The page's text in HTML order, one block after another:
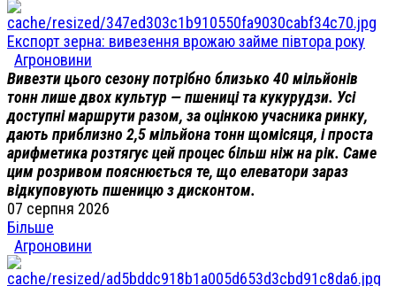
Експорт зерна: вивезення врожаю займе півтора року
Агроновини
Вивезти цього сезону потрібно близько 40 мільйонів
тонн лише двох культур — пшениці та кукурудзи. Усі
доступні маршрути разом, за оцінкою учасника ринку,
дають приблизно 2,5 мільйона тонн щомісяця, і проста
арифметика розтягує цей процес більш ніж на рік. Саме
цим розривом пояснюється те, що елеватори зараз
відкуповують пшеницю з дисконтом.
07 серпня 2026
Більше
Агроновини